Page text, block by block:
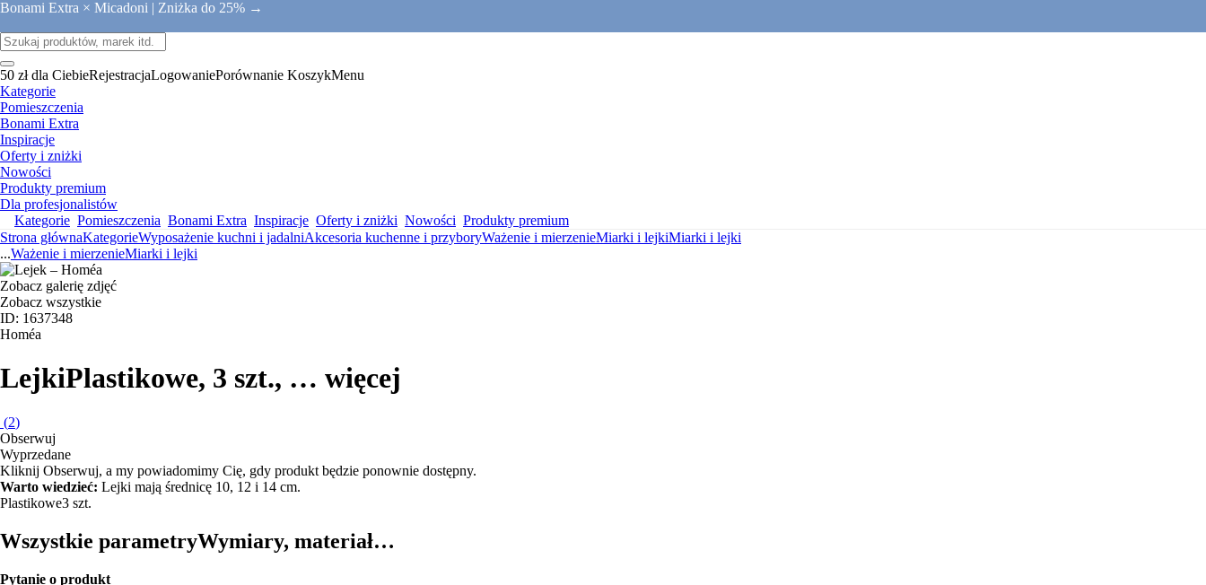
Bonami Extra × Micadoni | Zniżka do 25% →
50 zł dla CiebieRejestracjaLogowaniePorównanie KoszykMenu
Kategorie
Pomieszczenia
Bonami Extra
Inspiracje
Oferty i zniżki
Nowości
Produkty premium
Dla profesjonalistów
Kategorie Pomieszczenia Bonami Extra Inspiracje Oferty i zniżki Nowości Produkty premium
Strona głównaKategorieWyposażenie kuchni i jadalniAkcesoria kuchenne i przyboryWażenie i mierzenieMiarki i lejkiMiarki i lejki
...Ważenie i mierzenieMiarki i lejki
Zobacz galerię zdjęć
Zobacz wszystkie
ID: 1637348
Homéa
LejkiPlastikowe, 3 szt., … więcej
(2)
Obserwuj
Wyprzedane
Kliknij Obserwuj, a my powiadomimy Cię, gdy produkt będzie ponownie dostępny.
Warto wiedzieć: Lejki mają średnicę 10, 12 i 14 cm.
Plastikowe3 szt.
Wszystkie parametryWymiary, materiał…
Pytanie o produkt